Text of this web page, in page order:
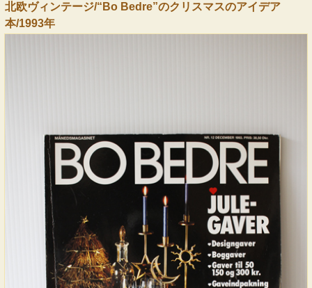
北欧ヴィンテージ/“Bo Bedre”のクリスマスのアイデア
本/1993年